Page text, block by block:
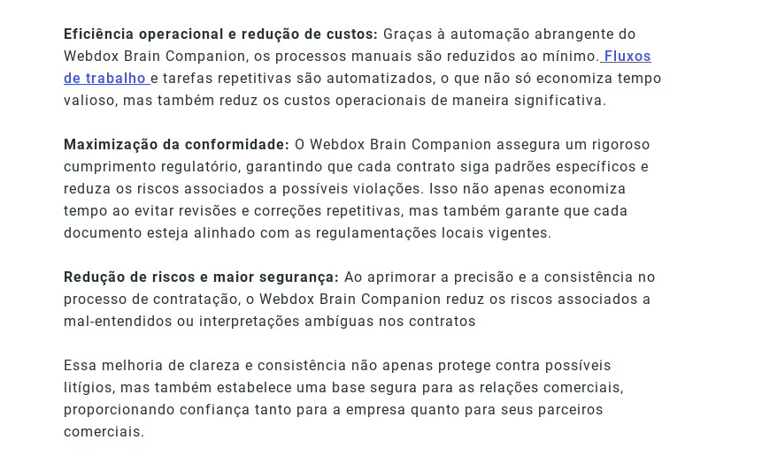
Eficiência operacional e redução de custos: Graças à automação abrangente do
Webdox Brain Companion, os processos manuais são reduzidos ao mínimo. Fluxos
de trabalho e tarefas repetitivas são automatizados, o que não só economiza tempo
valioso, mas também reduz os custos operacionais de maneira significativa.
Maximização da conformidade: O Webdox Brain Companion assegura um rigoroso
cumprimento regulatório, garantindo que cada contrato siga padrões específicos e
reduza os riscos associados a possíveis violações. Isso não apenas economiza
tempo ao evitar revisões e correções repetitivas, mas também garante que cada
documento esteja alinhado com as regulamentações locais vigentes.
Redução de riscos e maior segurança: Ao aprimorar a precisão e a consistência no
processo de contratação, o Webdox Brain Companion reduz os riscos associados a
mal-entendidos ou interpretações ambíguas nos contratos
Essa melhoria de clareza e consistência não apenas protege contra possíveis
litígios, mas também estabelece uma base segura para as relações comerciais,
proporcionando confiança tanto para a empresa quanto para seus parceiros
comerciais.